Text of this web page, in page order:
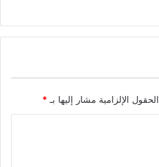
الحقول الإلزامية مشار إليها بـ*